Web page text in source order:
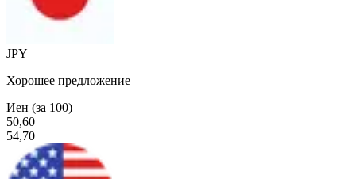
JPY
Хорошее предложение
Иен (за 100)
50,60
54,70